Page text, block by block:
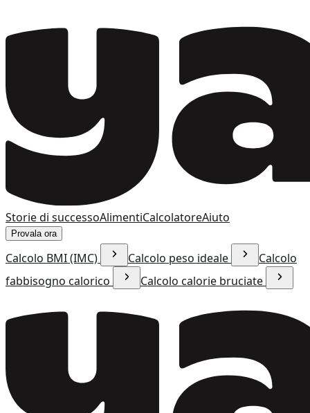
Storie di successoAlimentiCalcolatoreAiuto
Provala ora
Calcolo BMI (IMC) Calcolo peso ideale
Calcolo
fabbisogno calorico
Calcolo calorie bruciate